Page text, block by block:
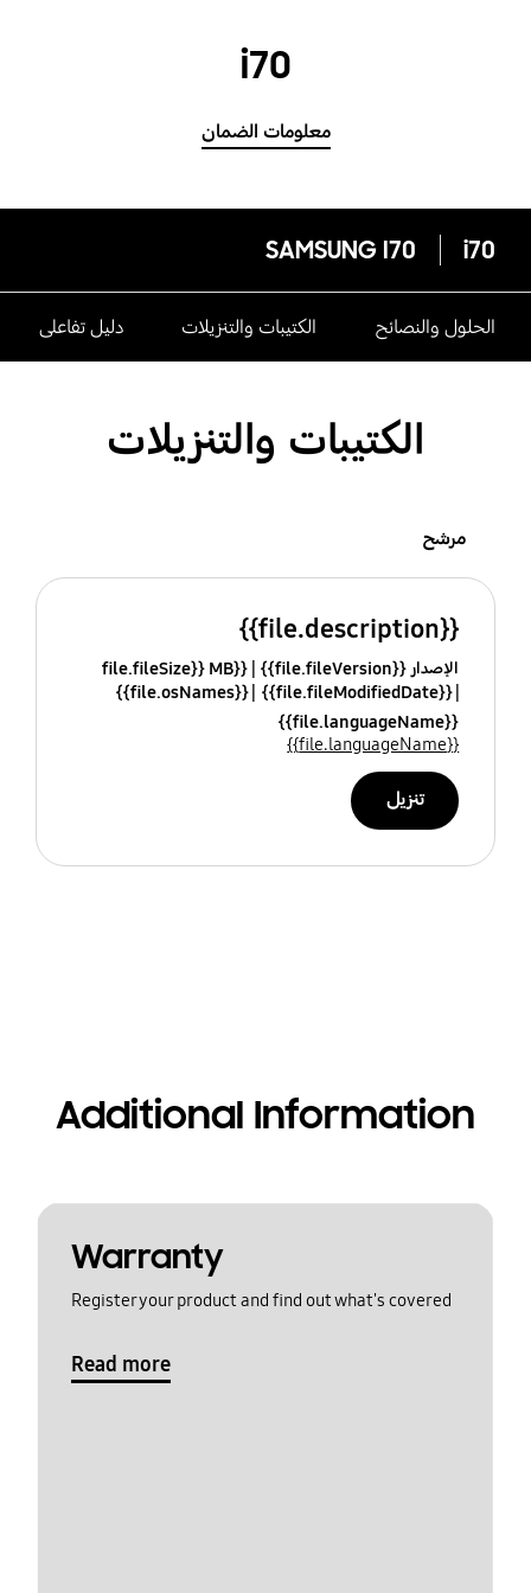
i70
معلومات الضمان
i70
SAMSUNG I70
الحلول والنصائح الكتيبات والتنزيلات دليل تفاعلى
الكتيبات والتنزيلات
مرشح
{{file.description}}
الإصدار {{file.fileVersion}}
{{file.fileSize}} MB
{{file.fileModifiedDate}}
{{file.osNames}}
{{file.languageName}}
{{file.languageName}}
تنزيل
Additional Information
Warranty
Register your product and find out what's covered
Read more